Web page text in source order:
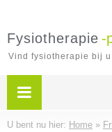
Fysiotherapie -
Vind fysiotherapie bij
U bent nu hier: Home »